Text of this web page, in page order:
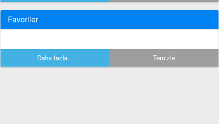
Favoriler
Daha fazla... Temizle